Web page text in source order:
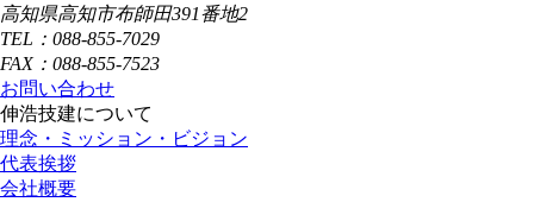
高知県高知市布師田391番地2
TEL：088-855-7029
FAX：088-855-7523
お問い合わせ
伸浩技建について
理念・ミッション・ビジョン
代表挨拶
会社概要